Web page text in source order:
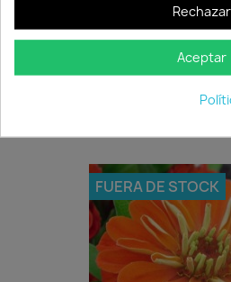
Geranio
7,00 €
FUERA DE STOCK
Rechazar
Aceptar